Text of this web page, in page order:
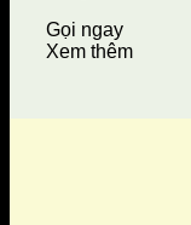
Gọi ngay
Xem thêm